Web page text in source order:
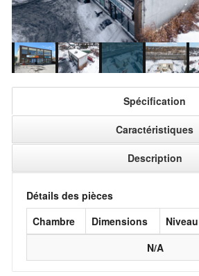
Spécification
Caractéristiques
Description
Détails des pièces
Chambre
Dimensions Niveau
N/A